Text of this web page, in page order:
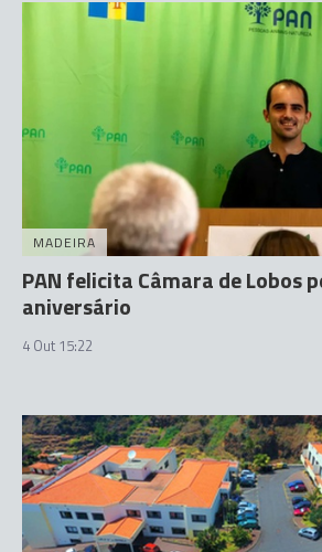
MADEIRA
PAN felicita Câmara de Lobos
aniversário
4 Out 15:22